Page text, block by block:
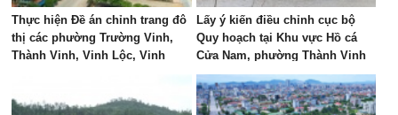
Thực hiện Đề án chỉnh trang đô
thị các phường Trường Vinh,
Thành Vinh, Vinh Lộc, Vinh
Lấy ý kiến điều chỉnh cục bộ
Quy hoạch tại Khu vực Hồ cá
Cửa Nam, phường Thành Vinh